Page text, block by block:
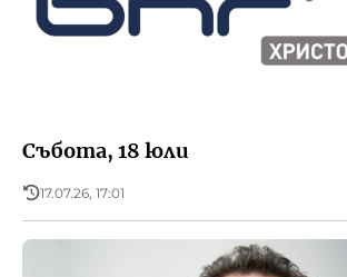
Събота, 18 юли
17.07.26, 17:01